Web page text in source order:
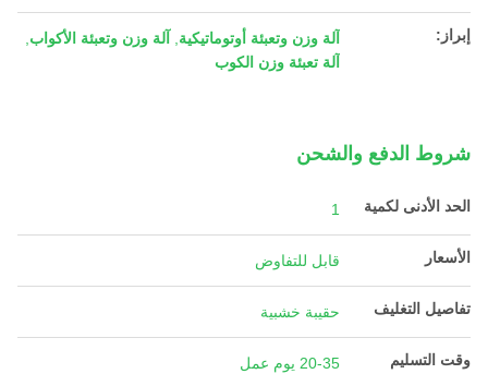
إبراز: آلة وزن وتعبئة أوتوماتيكية آلة وزن وتعبئة الأكواب
آلة تعبئة وزن الكوب
شروط الدفع والشحن
الحد الأدنى لكمية 1
الأسعار قابل للتفاوض
تفاصيل التغليف حقيبة خشبية
وقت التسليم 20-35 يوم عمل